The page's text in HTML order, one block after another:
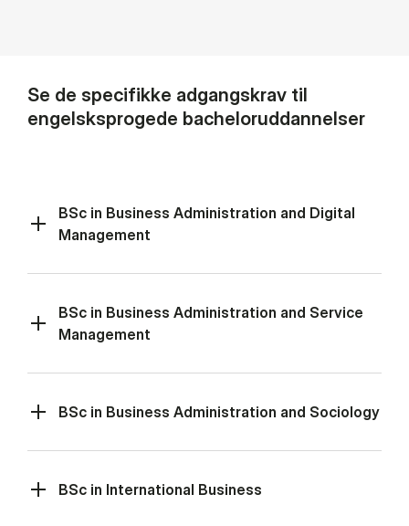
Se de specifikke adgangskrav til
engelsksprogede bacheloruddannelser
BSc in Business Administration and Digital
Management
BSc in Business Administration and Service
Management
BSc in Business Administration and Sociology
BSc in International Business